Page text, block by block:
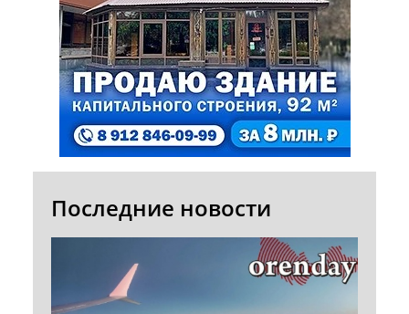
Последние новости